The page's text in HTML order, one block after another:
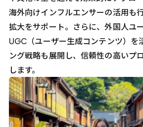
海外向けインフルエンサーの活用も
拡大をサポート。さらに、外国人ユ
UGC（ユーザー生成コンテンツ）を
ング戦略も展開し、信頼性の高いプ
します。